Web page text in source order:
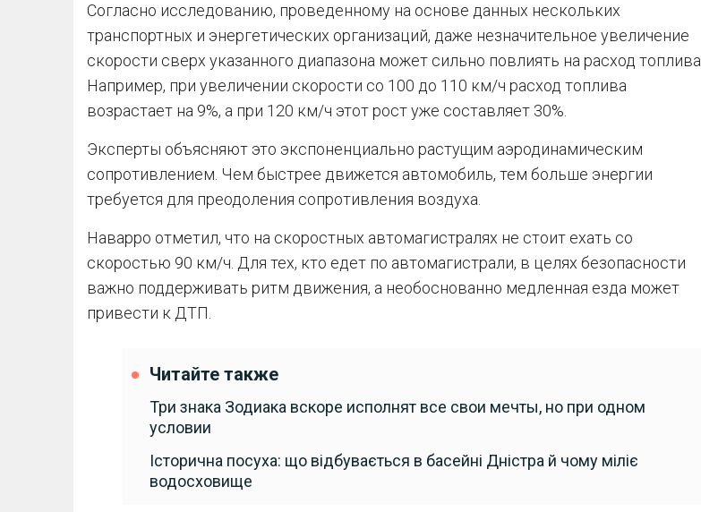
Согласно исследованию, проведенному на основе данных нескольких
транспортных и энергетических организаций, даже незначительное увеличение
скорости сверх указанного диапазона может сильно повлиять на расход топлива.
Например, при увеличении скорости со 100 до 110 км/ч расход топлива
возрастает на 9%, а при 120 км/ч этот рост уже составляет 30%.
Эксперты объясняют это экспоненциально растущим аэродинамическим
сопротивлением. Чем быстрее движется автомобиль, тем больше энергии
требуется для преодоления сопротивления воздуха.
Наварро отметил, что на скоростных автомагистралях не стоит ехать со
скоростью 90 км/ч. Для тех, кто едет по автомагистрали, в целях безопасности
важно поддерживать ритм движения, а необоснованно медленная езда может
привести к ДТП.
Читайте также
Три знака Зодиака вскоре исполнят все свои мечты, но при одном
условии
Історична посуха: що відбувається в басейні Дністра й чому міліє
водосховище